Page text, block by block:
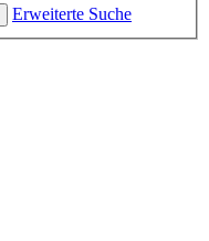
Erweiterte Suche